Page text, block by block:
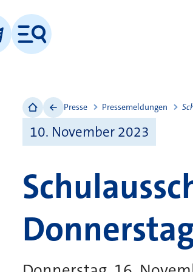
Sprache
Menü
Presse Pressemeldungen
10. November 2023